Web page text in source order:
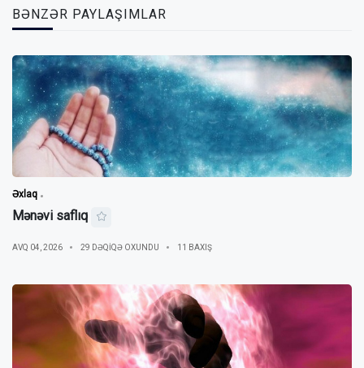
BƏNZƏR PAYLAŞIMLAR
Əxlaq
Mənəvi saflıq
AVQ 04, 2026 29 DƏQIQƏ OXUNDU 11 BAXIŞ